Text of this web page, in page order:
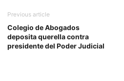
Previous article
Colegio de Abogados
deposita querella contra
presidente del Poder Judicial